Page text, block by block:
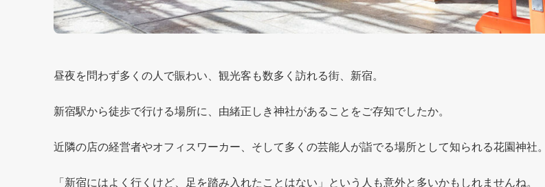
昼夜を問わず多くの人で賑わい、観光客も数多く訪れる街、新宿。
新宿駅から徒歩で行ける場所に、由緒正しき神社があることをご存知でしたか。
近隣の店の経営者やオフィスワーカー、そして多くの芸能人が詣でる場所として知られる花園神社。
「新宿にはよく行くけど、足を踏み入れたことはない」という人も意外と多いかもしれませんね。